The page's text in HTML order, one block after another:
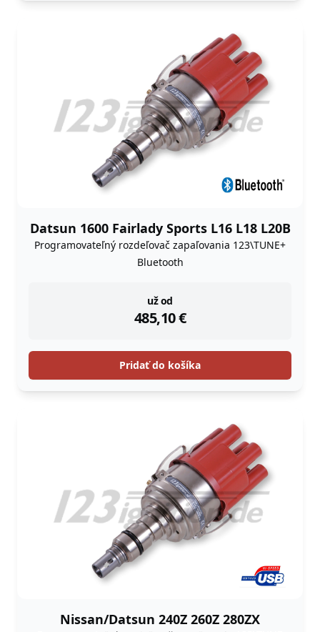
Datsun 1600 Fairlady Sports L16 L18 L20B
Programovateľný rozdeľovač zapaľovania 123\TUNE+
Bluetooth
už od
485,10€
instock
Pridať do košíka
Nissan/Datsun 240Z 260Z 280ZX